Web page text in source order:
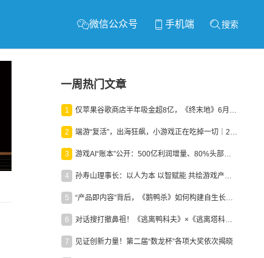
微信公众号 手机端 搜索
一周热门文章
1 仅苹果谷歌商店半年吸金超8亿，《终末地》6月份收入显著回暖
2 端游“复活”，出海狂飙，小游戏正在吃掉一切｜2026上半年产业报告
3 游戏AI“账本”公开：500亿利润增量、80%头部入局，谁在闷声发财？
4 孙寿山理事长：以人为本 以智赋能 共绘游戏产业高质量发展新图景
5 “产品即内容”背后，《鹅鸭杀》如何构建自生长生态？
6 对话搜打撤鼻祖！《逃离鸭科夫》×《逃离塔科夫》官方线下沙龙落幕
7 见证创新力量！第二届“数龙杯”各项大奖依次揭晓